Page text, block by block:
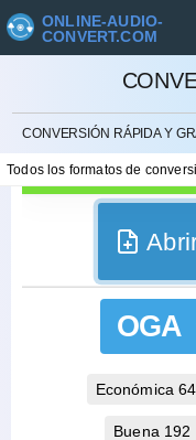
ONLINE-AUDIO-
CONVERT.COM
CONVERSIÓN RÁPIDA Y
Todos los formatos de
OGA
Económica
Buena 192